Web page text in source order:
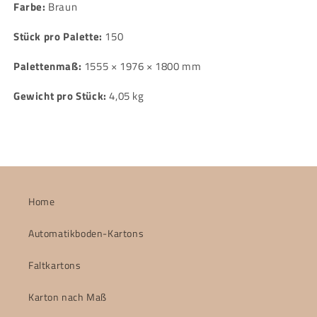
Farbe: Braun
Stück pro Palette: 150
Palettenmaß: 1555 × 1976 × 1800 mm
Gewicht pro Stück: 4,05 kg
Home
Automatikboden-Kartons
Faltkartons
Karton nach Maß